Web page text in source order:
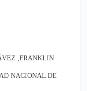
,FRANKLIN
NACIONAL DE